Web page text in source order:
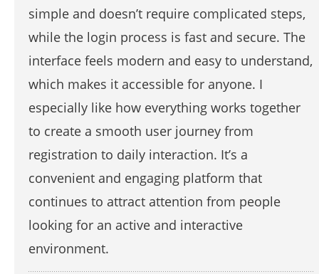
simple and doesn’t require complicated steps,
while the login process is fast and secure. The
interface feels modern and easy to understand,
which makes it accessible for anyone. I
especially like how everything works together
to create a smooth user journey from
registration to daily interaction. It’s a
convenient and engaging platform that
continues to attract attention from people
looking for an active and interactive
environment.